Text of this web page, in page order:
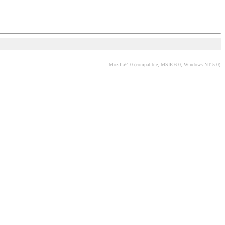
Mozilla/4.0 (compatible; MSIE 6.0; Windows NT 5.0)